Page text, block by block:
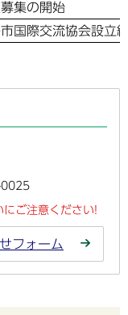
集の開始
国際交流協会設立総
0025
ご注意ください!
フォーム